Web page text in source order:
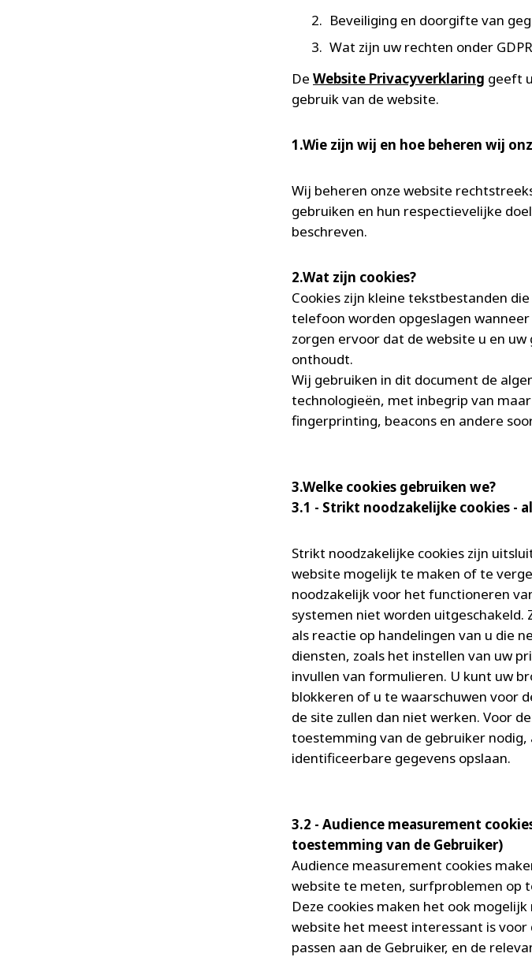
Beveiliging en doorgifte van
Wat zijn uw rechten onder
De Website Privacyverklaring geeft
gebruik van de website.
1.Wie zijn wij en hoe beheren wij
Wij beheren onze website
gebruiken en hun respectievelijke
beschreven.
2.Wat zijn cookies?
Cookies zijn kleine tekstbestanden
telefoon worden opgeslagen
zorgen ervoor dat de website u en
onthoudt.
Wij gebruiken in dit document de
technologieën, met inbegrip van
fingerprinting, beacons en andere
3.Welke cookies gebruiken we?
3.1 - Strikt noodzakelijke cookies -
Strikt noodzakelijke cookies zijn
website mogelijk te maken of te
noodzakelijk voor het functioneren
systemen niet worden
als reactie op handelingen van u die
diensten, zoals het instellen van uw
invullen van formulieren. U kunt uw
blokkeren of u te waarschuwen voor
de site zullen dan niet werken. Voor
toestemming van de gebruiker nodig,
identificeerbare gegevens opslaan.
3.2 - Audience measurement
toestemming van de Gebruiker)
Audience measurement cookies
website te meten, surfproblemen op
Deze cookies maken het ook
website het meest interessant is voor
passen aan de Gebruiker, en de